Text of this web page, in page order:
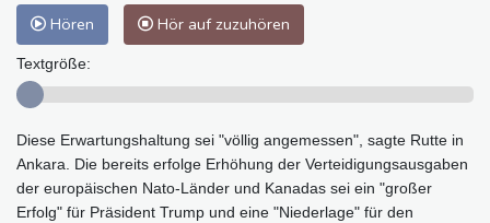
Hören Hör auf zuzuhören
Textgröße:
Diese Erwartungshaltung sei "völlig angemessen", sagte Rutte in
Ankara. Die bereits erfolge Erhöhung der Verteidigungsausgaben
der europäischen Nato-Länder und Kanadas sei ein "großer
Erfolg" für Präsident Trump und eine "Niederlage" für den